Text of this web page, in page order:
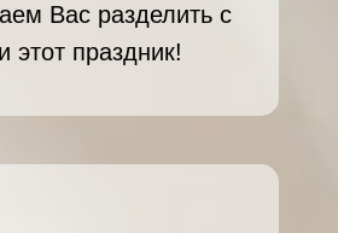
Вас разделить с
этот праздник!